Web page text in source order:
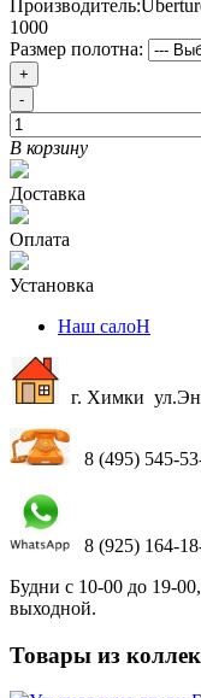
Производитель:
1000
Размер полотна:
+
-
В корзину
Доставка
Оплата
Установка
Наш салоН
г. Химки
8 (495) 545-
8 (925) 164-
Будни с 10-00 до 19-
выходной.
Товары из